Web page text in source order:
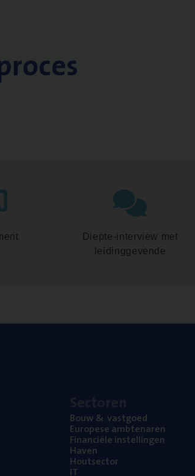
Diepte-interview met
leidinggevende
Bouw& vastgoed
Euro­pe­se ambtenaren
Finan­ci­ë­le instellingen
Haven
Hout­sec­tor
IT